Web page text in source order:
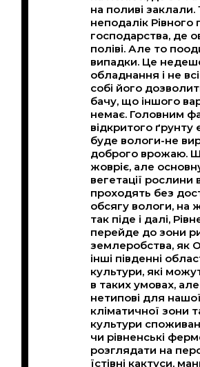
на поливі заклали.
неподалік
господарства, де
поліві. Але то
випадки. Це
обладнання і не
собі його
бачу, що іншого
немає. Головним
відкритого ґрунту
буде вологи-не
доброго врожаю.
жовріє, але
вегетації рослини
проходять без
обсягу вологи, на
так піде і далі,
перейде до зони
землеробства, як
інші південні
культури, які
в таких умовах,
нетипові для нашої
кліматичної зони
культури
чи рівненські
розглядати на
їстівні кактуси,